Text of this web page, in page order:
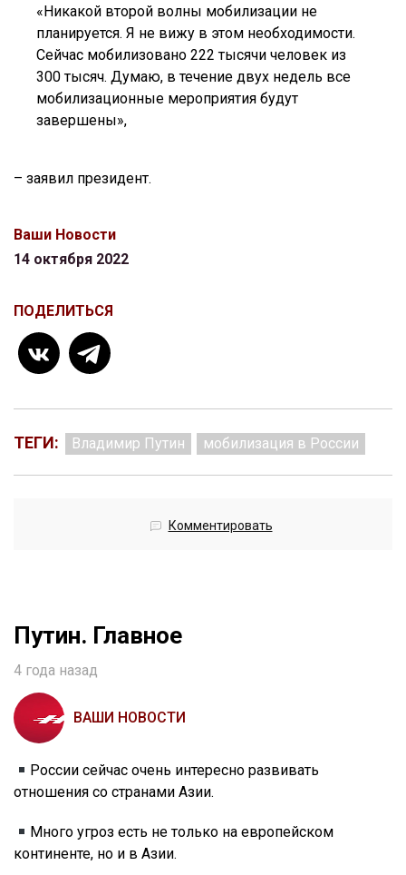
«Никакой второй волны мобилизации не
планируется. Я не вижу в этом необходимости.
Сейчас мобилизовано 222 тысячи человек из
300 тысяч. Думаю, в течение двух недель все
мобилизационные мероприятия будут
завершены»,
– заявил президент.
Ваши Новости
14 октября 2022
ПОДЕЛИТЬСЯ
ТЕГИ: Владимир Путин мобилизация в России
Комментировать
Путин. Главное
4 года назад
ВАШИ НОВОСТИ
России сейчас очень интересно развивать
отношения со странами Азии.
Много угроз есть не только на европейском
континенте, но и в Азии.